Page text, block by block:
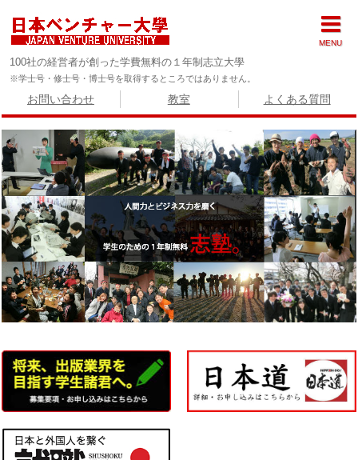
100社の経営者が創った学費無料の１年制志立大學
※学士号・修士号・博士号を取得するところではありません。
お問い合わせ 教室 よくある質問
MENU